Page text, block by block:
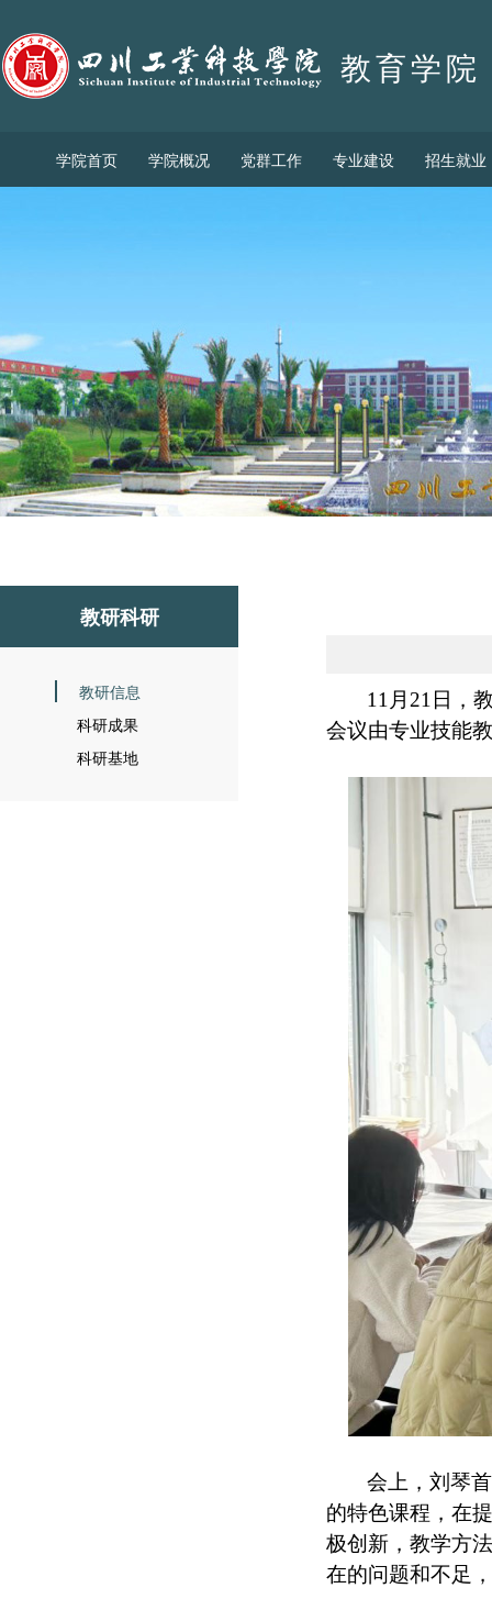
教育学院
学院首页 学院概况 党群工作 专业建设 招生就业
教研科研
教研信息
科研成果
科研基地
11月21日，
会议由专业技能
会上，刘琴
的特色课程，在
极创新，教学方
在的问题和不足